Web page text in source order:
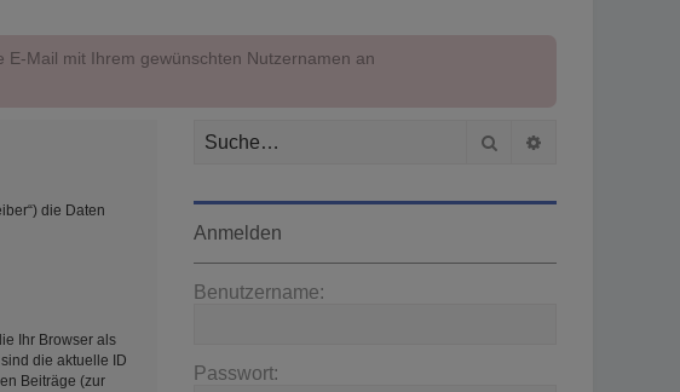
Mail mit Ihrem gewünschten Nutzernamen an
die Daten
Ihr Browser als
die aktuelle ID
Beiträge (zur
Suche
Anmelden
Benutzername:
Passwort: